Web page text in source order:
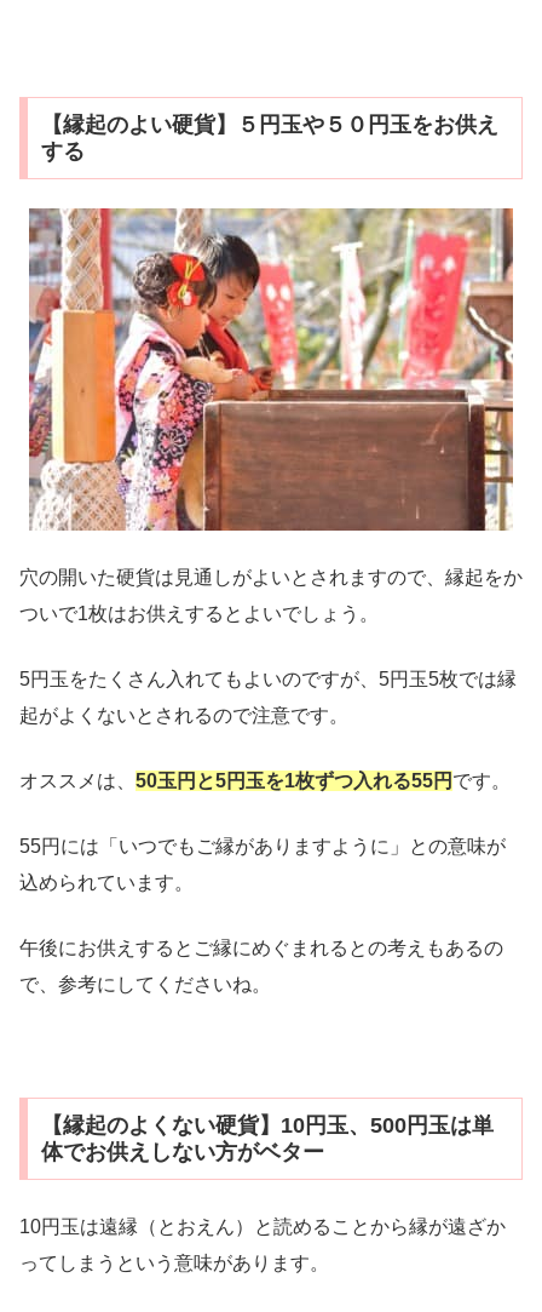
【縁起のよい硬貨】５円玉や５０円玉をお供え
する
穴の開いた硬貨は見通しがよいとされますので、縁起をか
ついで1枚はお供えするとよいでしょう。
5円玉をたくさん入れてもよいのですが、5円玉5枚では縁
起がよくないとされるので注意です。
オススメは、 50玉円と5円玉を1枚ずつ入れる55円 です。
55円には「いつでもご縁がありますように」との意味が
込められています。
午後にお供えするとご縁にめぐまれるとの考えもあるの
で、参考にしてくださいね。
【縁起のよくない硬貨】10円玉、500円玉は単
体でお供えしない方がベター
10円玉は遠縁（とおえん）と読めることから縁が遠ざか
ってしまうという意味があります。